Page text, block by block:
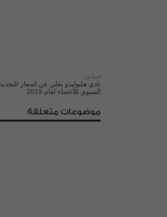
السابق:
نادي هليوليدو يعلن عن اسعار التجديد
السنوي للأعضاء لعام 2019
موضوعات متعلقة